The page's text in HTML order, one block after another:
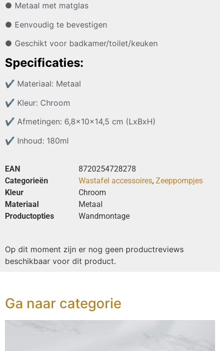
● Metaal met matglas
● Eenvoudig te bevestigen
● Geschikt voor badkamer/toilet/keuken
Specificaties:
✔ Materiaal: Metaal
✔ Kleur: Chroom
✔ Afmetingen: 6,8x10x14,5 cm (LxBxH)
✔ Inhoud: 180ml
EAN
8720254728278
Categorieën
Wastafel accessoires, Zeeppompjes
Kleur
Chroom
Materiaal
Metaal
Productopties
Wandmontage
Op dit moment zijn er nog geen productreviews
beschikbaar voor dit product.
Ga naar categorie